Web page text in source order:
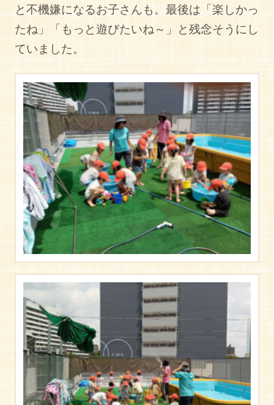
と不機嫌になるお子さんも。最後は「楽しかっ
たね」「もっと遊びたいね～」と残念そうにし
ていました。